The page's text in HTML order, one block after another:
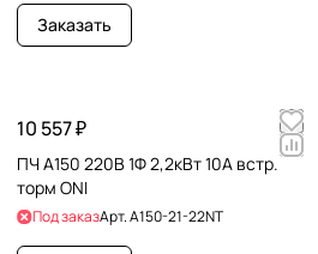
Заказать
10 557 ₽
ПЧ A150 220В 1Ф 2,2кВт 10А встр.
торм ONI
Под заказАрт.A150-21-22NT